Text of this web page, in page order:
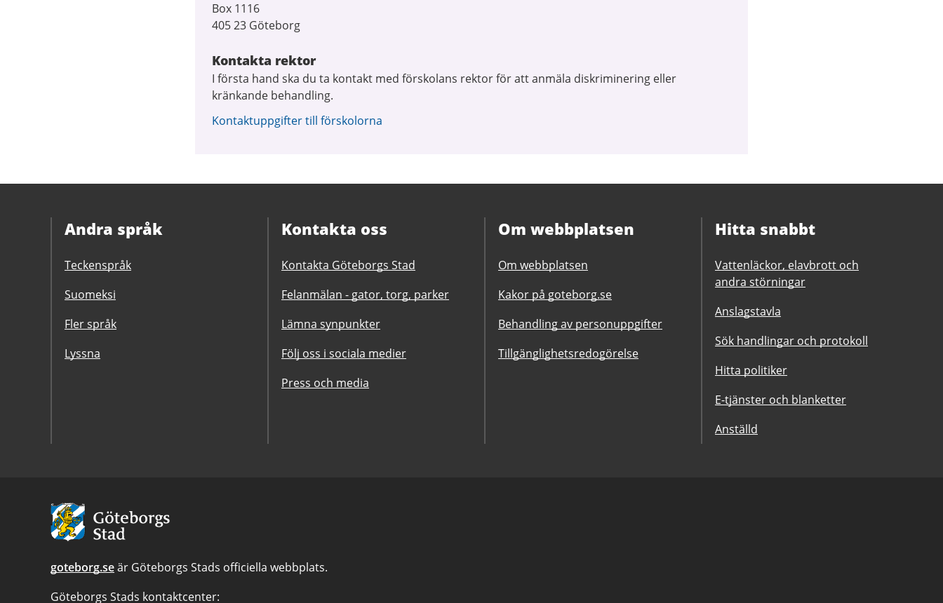
Box 1116
405 23 Göteborg
Kontakta rektor
I första hand ska du ta kontakt med förskolans rektor för att anmäla diskriminering eller
kränkande behandling.
Kontaktuppgifter till förskolorna
Andra språk
Teckenspråk
Suomeksi
Fler språk
Lyssna
Kontakta oss
Kontakta Göteborgs Stad
Felanmälan - gator, torg, parker
Lämna synpunkter
Följ oss i sociala medier
Press och media
Om webbplatsen
Om webbplatsen
Kakor på goteborg.se
Behandling av personuppgifter
Tillgänglighetsredogörelse
Hitta snabbt
Vattenläckor, elavbrott och
andra störningar
Anslagstavla
Sök handlingar och protokoll
Hitta politiker
E-tjänster och blanketter
Anställd
Avsändare:
Göteborgs
Stad
goteborg.seär Göteborgs Stads officiella webbplats.
Göteborgs Stads kontaktcenter: